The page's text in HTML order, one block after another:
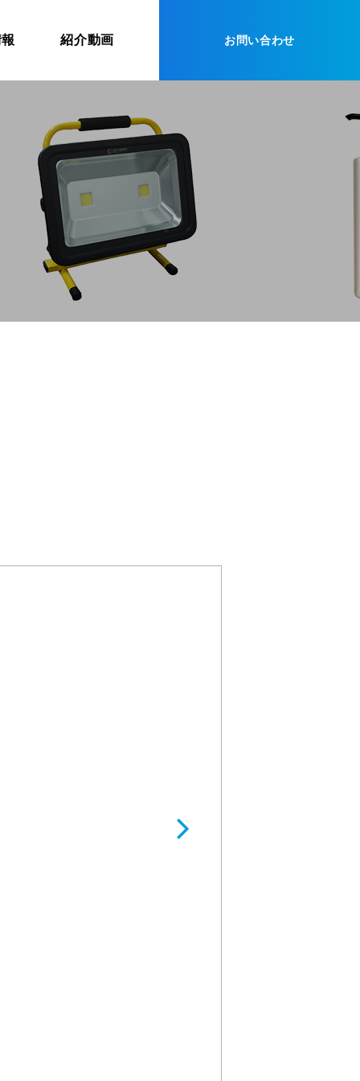
紹介動画 お問い合わせ